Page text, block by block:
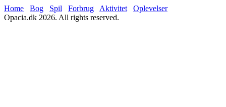
Home Bog Spil Forbrug Aktivitet
Oplevelser
Opacia.dk 2026. All rights reserved.